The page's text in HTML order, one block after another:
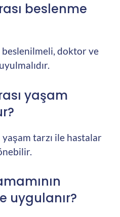
beslenme
beslenilmeli, doktor ve
yaşam
tarzı ile hastalar
uygulanır?